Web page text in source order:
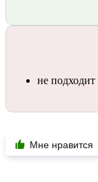
не
Мне нравится